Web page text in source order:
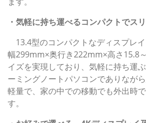
・気軽に持ち運べるコンパクトでス
13.4型のコンパクトなディスプレイ
幅299mm×奥行き222mm×高さ15.8
イズを実現しており、気軽に持ち運
ーミングノートパソコンでありなが
軽量で、家の中での移動でも外出時
す。